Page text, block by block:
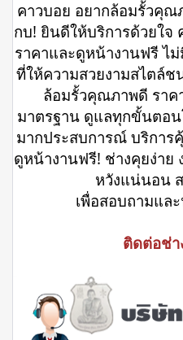
คาวบอย อยากล้อมรั้วคุณ
กบ! ยินดีให้บริการด้วยใจ
ราคาและดูหน้างานฟรี ไ
ที่ให้ความสวยงามสไตล์ช
ล้อมรั้วคุณภาพดี ราค
มาตรฐาน ดูแลทุกขั้นตอ
มากประสบการณ์ บริการ
ดูหน้างานฟรี! ช่างคุยง่าย
หวังแน่นอน
เพื่อสอบถามแล
ติดต่อช่า